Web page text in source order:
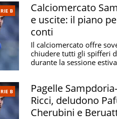
B
Calciomercato
e uscite: il piano
conti
Il calciomercato offre
chiudere tutti gli spifferi
durante la sessione
B
Pagelle
Ricci, deludono
Cherubini e